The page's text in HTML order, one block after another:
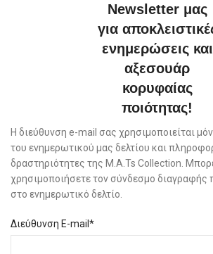
Newsletter μας
για
ενημερώσεις και
αξεσουάρ
κορυφαίας
ποιότητας!
Η διεύθυνση e-mail σας χρησιμοποιείται
του ενημερωτικού μας δελτίου και
δραστηριότητες της M.A.Ts Collection.
χρησιμοποιήσετε τον σύνδεσμο διαγραφής
στο ενημερωτικό δελτίο.
Διεύθυνση E-mail*